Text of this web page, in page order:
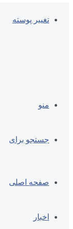
تغییر پوسته
منو
جستجو برای
صفحه اصلی
اخبار